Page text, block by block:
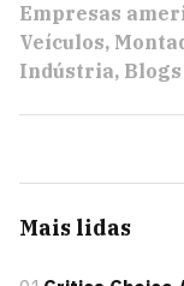
Empresas
Veículos
Indústria Blogs
Mais lidas